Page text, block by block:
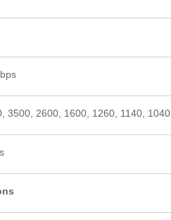
3500, 2600, 1600, 1260, 1140, 1040